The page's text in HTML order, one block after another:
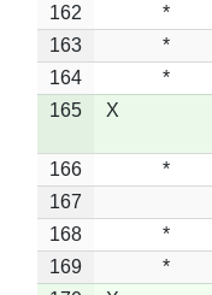
162
*
163
*
164
*
165
X
166 *
167
168
*
169
*